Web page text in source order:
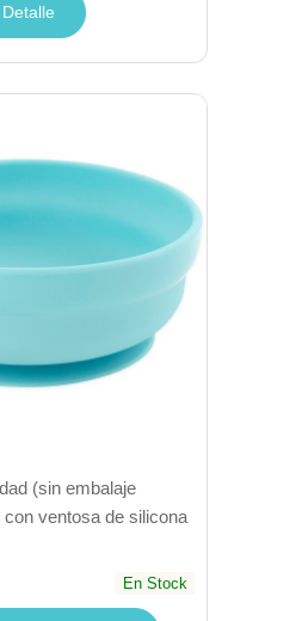
Detalle
(sin embalaje
ventosa de silicona
En Stock